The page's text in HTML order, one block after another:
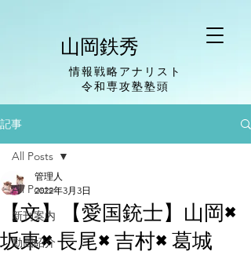
山岡鉄秀
情報戦略アナリスト
​令和専攻塾塾頭
記事
All Posts
新刊案内
動画紹介
All Posts
【文】【愛国銃士】山岡×
坂東×長尾×吉村×葛城
管理人
2022年3月3日